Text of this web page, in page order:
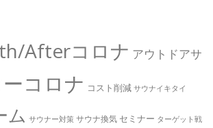
Afterコロナ アウトドアサ
コロナ コスト削減 サウナイキタイ
ム サウナー対策 サウナ換気 セミナー ターゲット戦